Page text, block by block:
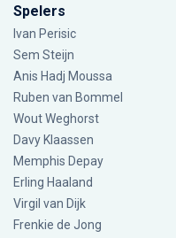
Spelers
Ivan Perisic
Sem Steijn
Anis Hadj Moussa
Ruben van Bommel
Wout Weghorst
Davy Klaassen
Memphis Depay
Erling Haaland
Virgil van Dijk
Frenkie de Jong